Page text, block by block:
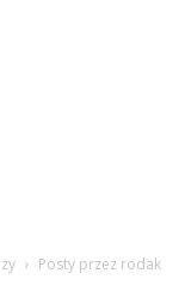
Posty przez rodak